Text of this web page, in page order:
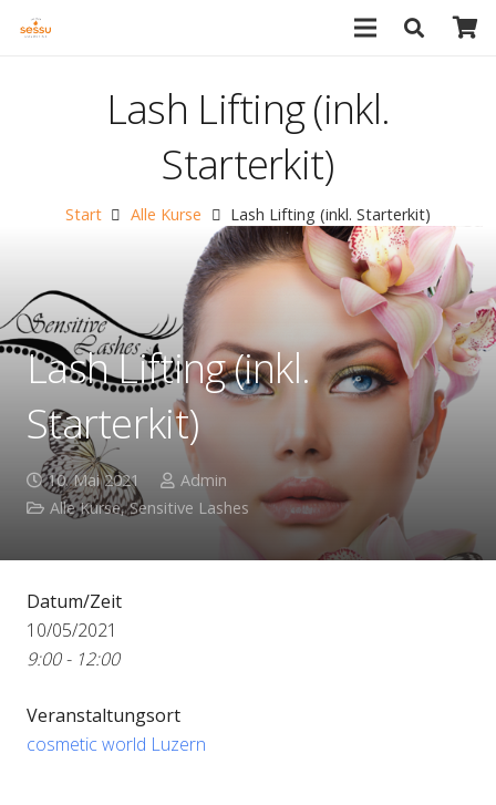
Lash Lifting (inkl.
Starterkit)
Start Alle Kurse Lash Lifting (inkl. Starterkit)
Lash Lifting (inkl.
Starterkit)
10. Mai 2021
Admin
Alle Kurse,Sensitive Lashes
Datum/Zeit
10/05/2021
9:00 - 12:00
Veranstaltungsort
cosmetic world Luzern